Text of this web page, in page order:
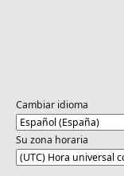
Cambiar idioma
Su zona horaria